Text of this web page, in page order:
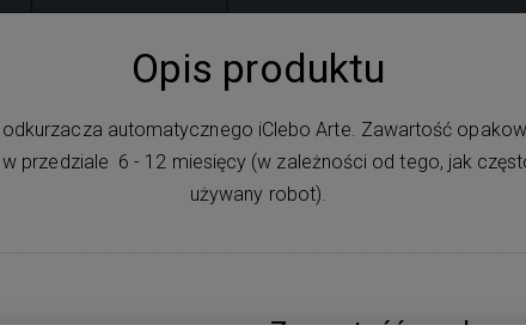
Opis produktu
automatycznego iClebo Arte. Zawartość
przedziale 6 - 12 miesięcy (w zależności od tego, jak
używany robot).